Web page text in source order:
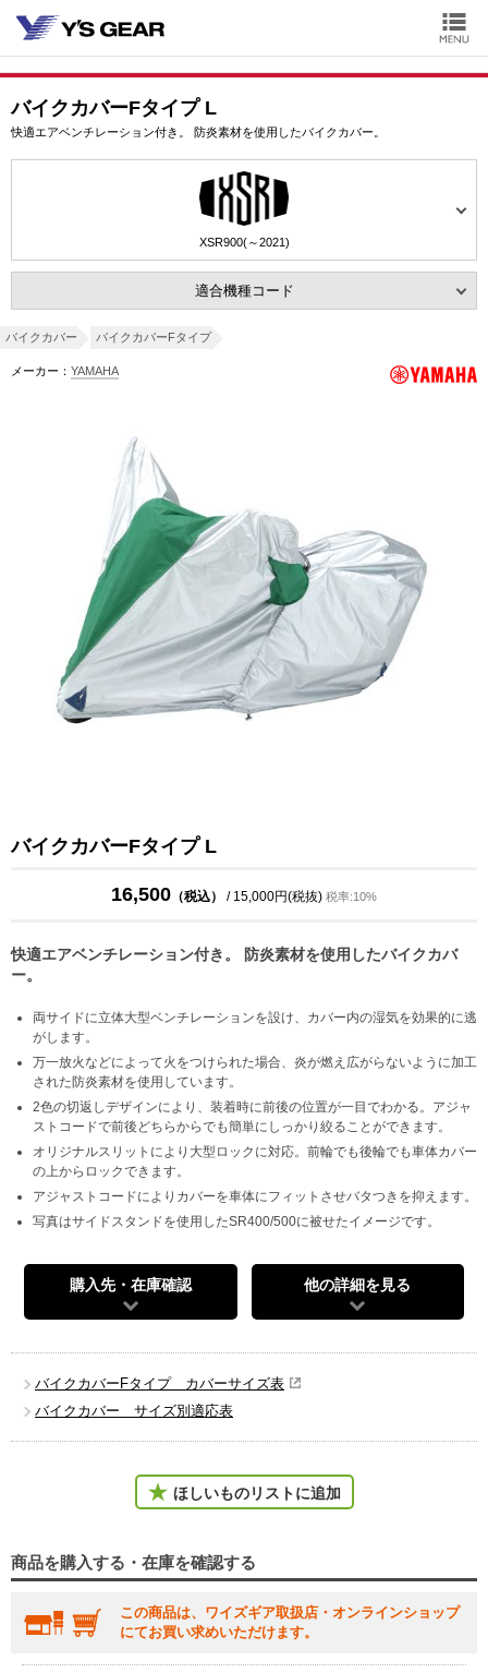
バイクカバーFタイプ L
快適エアベンチレーション付き。 防炎素材を使用したバイクカバー。
XSR900(～2021)
適合機種コード
バイクカバー バイクカバーFタイプ
メーカー： YAMAHA
バイクカバーFタイプ L
16,500 （税込） / 15,000円(税抜) 税率:10%
快適エアベンチレーション付き。 防炎素材を使用したバイクカバ
ー。
両サイドに立体大型ベンチレーションを設け、カバー内の湿気を効果的に逃
がします。
万一放火などによって火をつけられた場合、炎が燃え広がらないように加工
された防炎素材を使用しています。
2色の切返しデザインにより、装着時に前後の位置が一目でわかる。アジャ
ストコードで前後どちらからでも簡単にしっかり絞ることができます。
オリジナルスリットにより大型ロックに対応。前輪でも後輪でも車体カバー
の上からロックできます。
アジャストコードによりカバーを車体にフィットさせバタつきを抑えます。
写真はサイドスタンドを使用したSR400/500に被せたイメージです。
購入先・在庫確認 他の詳細を見る
バイクカバーFタイプ カバーサイズ表
バイクカバー サイズ別適応表
ほしいものリストに追加
商品を購入する・在庫を確認する
この商品は、ワイズギア取扱店・オンラインショップ
にてお買い求めいただけます。